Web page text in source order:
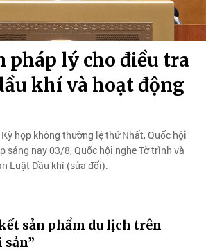
pháp lý cho điều tra
khí và hoạt động
họp không thường lệ thứ Nhất, Quốc hội
sáng nay 03/8, Quốc hội nghe Tờ trình và
Luật Dầu khí (sửa đổi).
sản phẩm du lịch trên
sản”